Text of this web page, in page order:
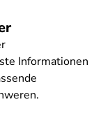
Informationen